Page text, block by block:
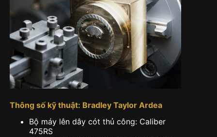
Thông số kỹ thuật: Bradley Taylor Ardea
Bộ máy lên dây cót thủ công: Caliber
475RS